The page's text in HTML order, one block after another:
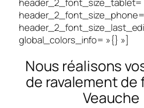
header_2_font_size_tablet=
global_colors_info= »{} »]
Nous réalisons
de ravalement de
Veauche